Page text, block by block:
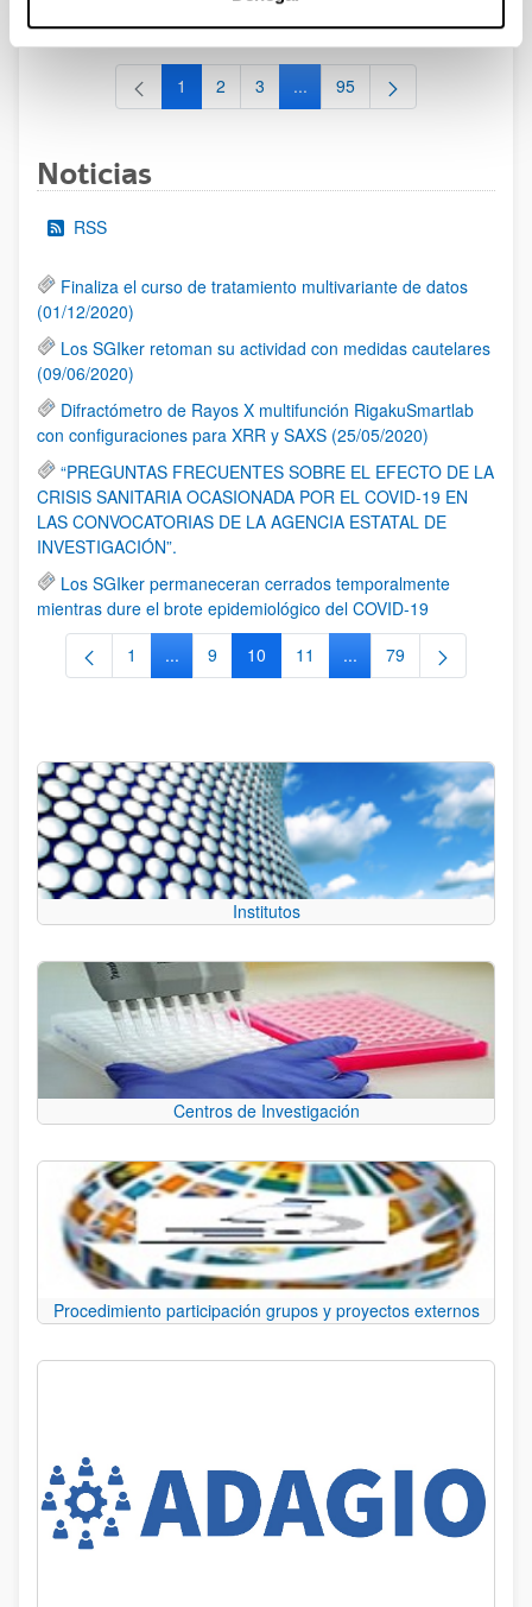
al 30/07/2026 (ambos incluídos)
Página
1 Página
2 Página
3 ...Páginas intermedias Use TAB
Página
95
Noticias
RSS
Finaliza el curso de tratamiento multivariante de datos
(01/12/2020)
Los SGIker retoman su actividad con medidas cautelares
(09/06/2020)
Difractómetro de Rayos X multifunción RigakuSmartlab
con configuraciones para XRR y SAXS (25/05/2020)
“PREGUNTAS FRECUENTES SOBRE EL EFECTO DE LA
CRISIS SANITARIA OCASIONADA POR EL COVID-19 EN
LAS CONVOCATORIAS DE LA AGENCIA ESTATAL DE
INVESTIGACIÓN”.
Los SGIker permaneceran cerrados temporalmente
mientras dure el brote epidemiológico del COVID-19
Página
1 ...Páginas intermedias Use TAB para
Página
9 Página
10 Página
11 ...Páginas intermedias
Página
79
Institutos
Centros de Investigación
Procedimiento participación grupos y proyectos externos